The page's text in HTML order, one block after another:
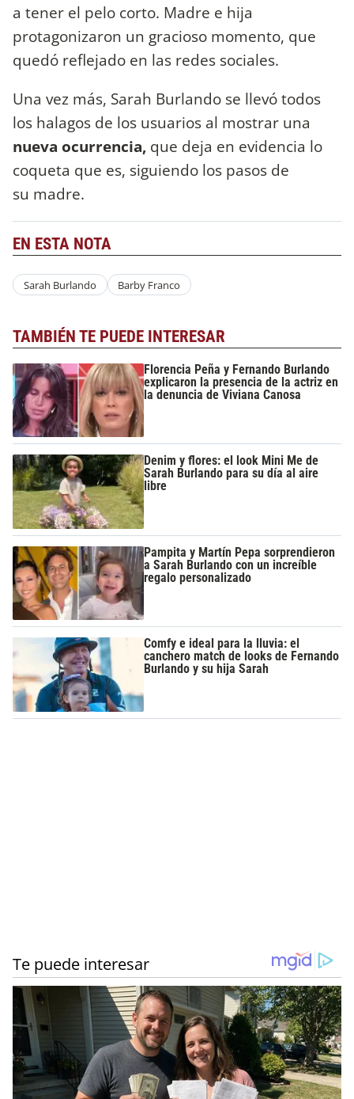
a tener el pelo corto. Madre e hija
protagonizaron un gracioso momento, que
quedó reflejado en las redes sociales.
Una vez más, Sarah Burlando se llevó todos
los halagos de los usuarios al mostrar una
nueva ocurrencia, que deja en evidencia lo
coqueta que es, siguiendo los pasos de
su madre.
EN ESTA NOTA
Sarah Burlando Barby Franco
TAMBIÉN TE PUEDE INTERESAR
Florencia Peña y Fernando Burlando
explicaron la presencia de la actriz en
la denuncia de Viviana Canosa
Denim y flores: el look Mini Me de
Sarah Burlando para su día al aire
libre
Pampita y Martín Pepa sorprendieron
a Sarah Burlando con un increíble
regalo personalizado
Comfy e ideal para la lluvia: el
canchero match de looks de Fernando
Burlando y su hija Sarah